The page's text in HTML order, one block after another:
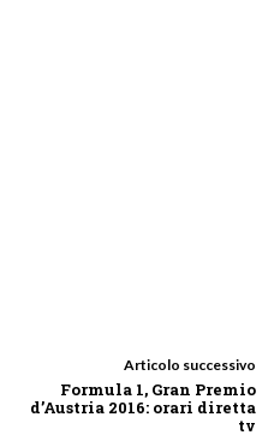
Articolo successivo
Formula 1, Gran Premio
d’Austria 2016: orari diretta
tv